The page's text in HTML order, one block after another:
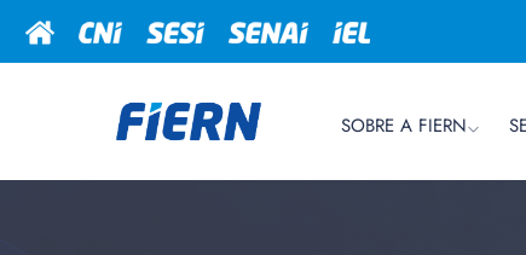
SOBRE A FIERN